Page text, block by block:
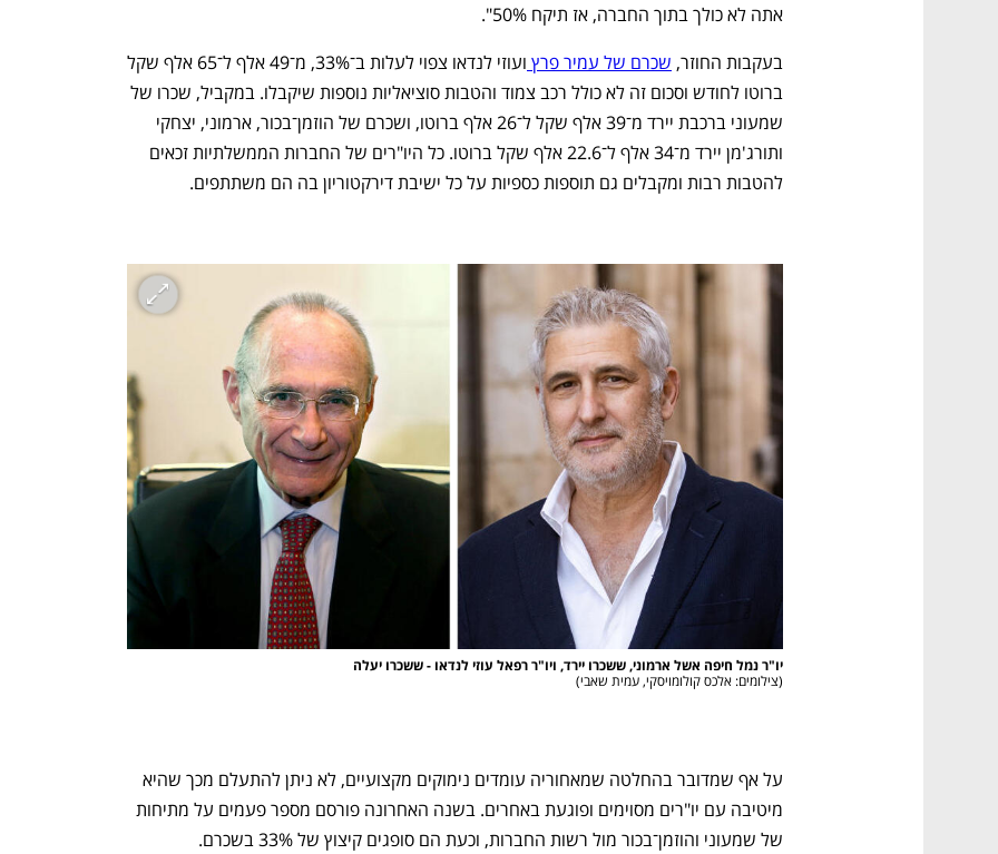
אתה לא כולך בתוך החברה, אז תיקח 50%".
בעקבות החוזר, שכרם של עמיר פרץ
להטבות רבות ומקבלים גם תוספות כספיות על כל ישיבת דירקטוריון בה הם משתתפים.
יו"ר נמל חיפה אשל ארמוני, ששכרו יירד, ויו"ר רפאל עוזי לנדאו - ששכרו יעלה
(צילומים: אלכס קולומויסקי, עמית שאבי)
של שמעוני והוזמן־בכור מול רשות החברות, וכעת הם סופגים קיצוץ של 33% בשכרם.